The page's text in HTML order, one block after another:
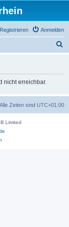
Anmelden
Registrieren
nicht erreichbar.
Alle Zeiten sind UTC+01:00
Limited